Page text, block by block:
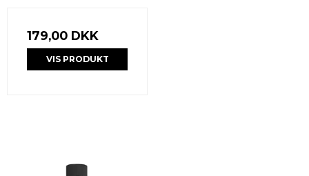
179,00 DKK
VIS PRODUKT